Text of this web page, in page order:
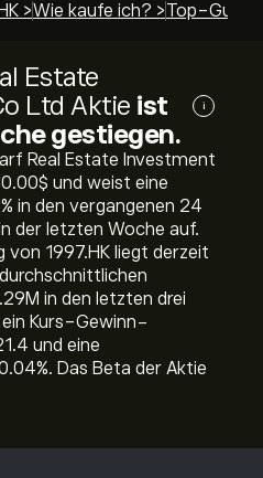
>Wie kaufe ich? >Top-
Estate
Ltd Aktie ist
gestiegen.
i
Real Estate Investment
und weist eine
in den vergangenen 24
der letzten Woche auf.
von 1997.HK liegt derzeit
in den letzten drei
Kurs-Gewinn-
und eine
Das Beta der Aktie